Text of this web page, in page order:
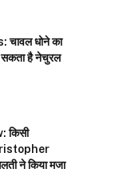
धोने का
सकता है नेचुरल
किसी
ने किया मजा